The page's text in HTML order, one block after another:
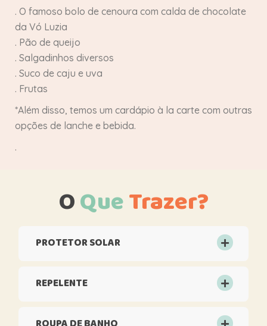
. O famoso bolo de cenoura com calda de chocolate
da Vó Luzia
. Pão de queijo
. Salgadinhos diversos
. Suco de caju e uva
. Frutas
*Além disso, temos um cardápio à la carte com outras
opções de lanche e bebida.
.
OQueTrazer?
PROTETOR SOLAR
REPELENTE